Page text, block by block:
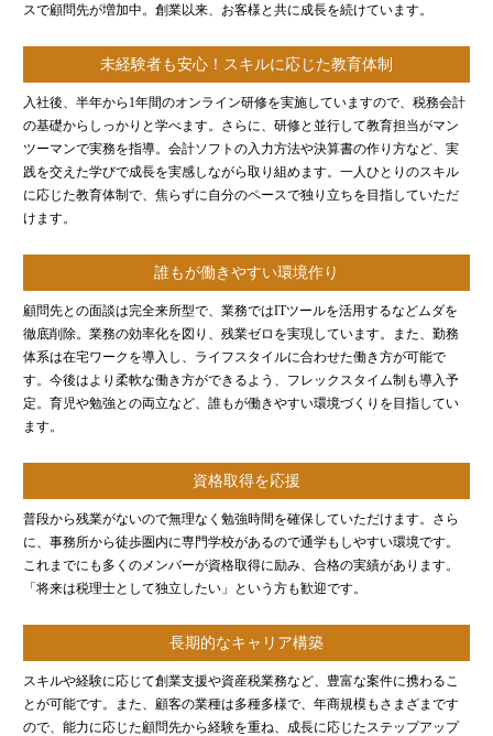
神戸オフィス
大阪オフィス
事務所概要
アクセスマップ
代表プロフィール
スタッフプロフィール
採用情報
税金の豆知識
法人税
消費税
源泉所得税
その他
スで顧問先が増加中。創業以来、お客様と共に成長を続けています。
未経験者も安心！スキルに応じた教育体制
入社後、半年から1年間のオンライン研修を実施していますので、税務会計
の基礎からしっかりと学べます。さらに、研修と並行して教育担当がマン
ツーマンで実務を指導。会計ソフトの入力方法や決算書の作り方など、実
践を交えた学びで成長を実感しながら取り組めます。一人ひとりのスキル
に応じた教育体制で、焦らずに自分のペースで独り立ちを目指していただ
けます。
誰もが働きやすい環境作り
顧問先との面談は完全来所型で、業務ではITツールを活用するなどムダを
徹底削除。業務の効率化を図り、残業ゼロを実現しています。また、勤務
体系は在宅ワークを導入し、ライフスタイルに合わせた働き方が可能で
す。今後はより柔軟な働き方ができるよう、フレックスタイム制も導入予
定。育児や勉強との両立など、誰もが働きやすい環境づくりを目指してい
ます。
資格取得を応援
普段から残業がないので無理なく勉強時間を確保していただけます。さら
に、事務所から徒歩圏内に専門学校があるので通学もしやすい環境です。
これまでにも多くのメンバーが資格取得に励み、合格の実績があります。
「将来は税理士として独立したい」という方も歓迎です。
長期的なキャリア構築
スキルや経験に応じて創業支援や資産税業務など、豊富な案件に携わるこ
とが可能です。また、顧客の業種は多種多様で、年商規模もさまざまです
ので、能力に応じた顧問先から経験を重ね、成長に応じたステップアップ